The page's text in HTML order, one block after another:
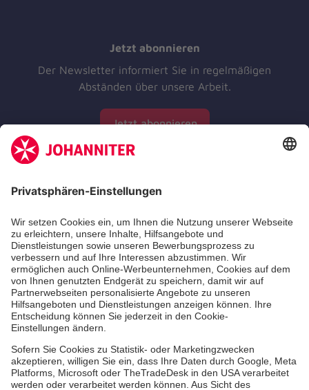
Jetzt abonnieren
Der Newsletter informiert Sie in regelmäßigen
Abständen über unsere Arbeit.
Jetzt abonnieren
Aus- & Fortbildungen
Jobs & Ehrenamt
Spendenprojekte
Johanniter-Jugend